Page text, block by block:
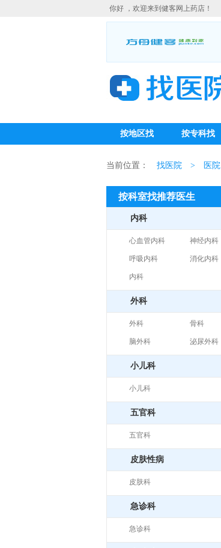
你好 ，欢迎来到健客网上药店！
按地区找 按专科找
当前位置： 找医院 > 医院
按科室找推荐医生
内科
心血管内科 神经内科
呼吸内科 消化内科
内科
外科
外科 骨科
脑外科 泌尿外科
小儿科
小儿科
五官科
五官科
皮肤性病
皮肤科
急诊科
急诊科